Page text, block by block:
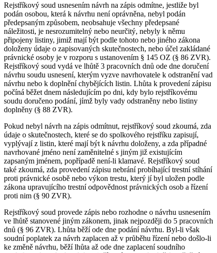
Rejstříkový soud usnesením návrh na zápis odmítne, jestliže byl
podán osobou, která k návrhu není oprávněna, nebyl podán
předepsaným způsobem, neobsahuje všechny předepsané
náležitosti, je nesrozumitelný nebo neurčitý, nebyly k němu
připojeny listiny, jimiž mají být podle tohoto nebo jiného zákona
doloženy údaje o zapisovaných skutečnostech, nebo účel zakládané
právnické osoby je v rozporu s ustanovením § 145 OZ (§ 86 ZVR).
Rejstříkový soud vydá ve lhůtě 3 pracovních dnů ode dne doručení
návrhu soudu usnesení, kterým vyzve navrhovatele k odstranění vad
návrhu nebo k doplnění chybějících listin. Lhůta k provedení zápisu
počíná běžet dnem následujícím po dni, kdy bylo rejstříkovému
soudu doručeno podání, jímž byly vady odstraněny nebo listiny
doplněny (§ 88 ZVR).
Pokud nebyl návrh na zápis odmítnut, rejstříkový soud zkoumá, zda
údaje o skutečnostech, které se do spolkového rejstříku zapisují,
vyplývají z listin, které mají být k návrhu doloženy, a zda případné
navrhované jméno není zaměnitelné s jiným již existujícím
zapsaným jménem, popřípadě není-li klamavé. Rejstříkový soud
také zkoumá, zda provedení zápisu nebrání probíhající trestní stíhání
proti právnické osobě nebo výkon trestu, který jí byl uložen podle
zákona upravujícího trestní odpovědnost právnických osob a řízení
proti nim (§ 90 ZVR).
Rejstříkový soud provede zápis nebo rozhodne o návrhu usnesením
ve lhůtě stanovené jiným zákonem, jinak nejpozději do 5 pracovních
dnů (§ 96 ZVR). Lhůta běží ode dne podání návrhu. Byl-li však
soudní poplatek za návrh zaplacen až v průběhu řízení nebo došlo-li
ke změně návrhu, běží lhůta až ode dne zaplacení soudního